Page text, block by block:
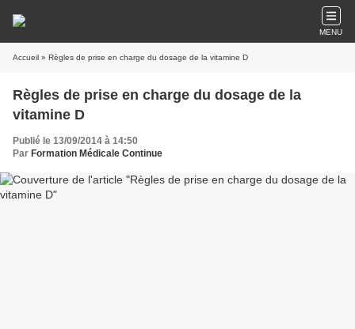
MENU
Accueil » Règles de prise en charge du dosage de la vitamine D
Règles de prise en charge du dosage de la
vitamine D
Publié le 13/09/2014 à 14:50
Par Formation Médicale Continue